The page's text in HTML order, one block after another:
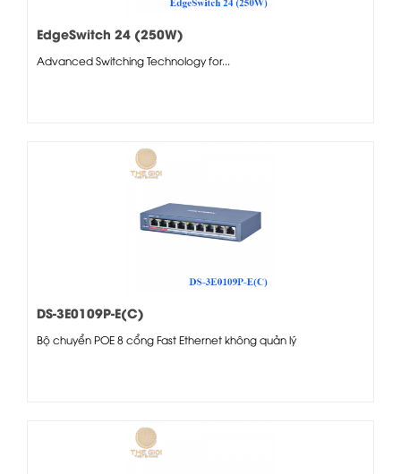
EdgeSwitch 24 (250W)
Advanced Switching Technology for...
DS-3E0109P-E(C)
Bộ chuyển POE 8 cổng Fast Ethernet không quản lý